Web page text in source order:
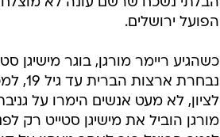
מישיגן סטייט וקונטיקט, לא שולחות
בשנים האחרונות הנציגים שהגיעו
מהמכללות הללו הפכו לאטרקציות
כדוגמת חאליד אל אמין, ששיחק
משחק בריטאס וילנה, וויליאם
תל אביב והפועל ירושלים, ג'וואד